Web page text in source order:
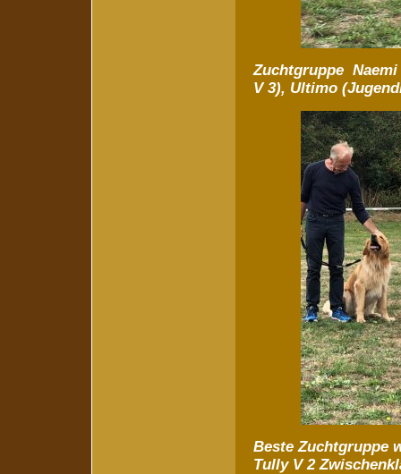
Zuchtgruppe Naemi
V 3), Ultimo
Beste Zuchtgruppe
Tully V 2